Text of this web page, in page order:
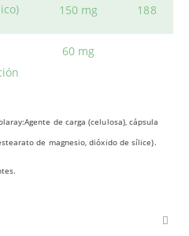
150 mg 188
60 mg
de carga (celulosa), cápsula
de magnesio, dióxido de sílice).